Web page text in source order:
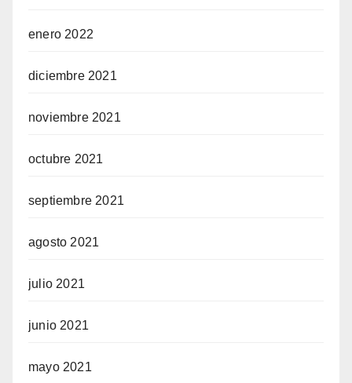
enero 2022
diciembre 2021
noviembre 2021
octubre 2021
septiembre 2021
agosto 2021
julio 2021
junio 2021
mayo 2021